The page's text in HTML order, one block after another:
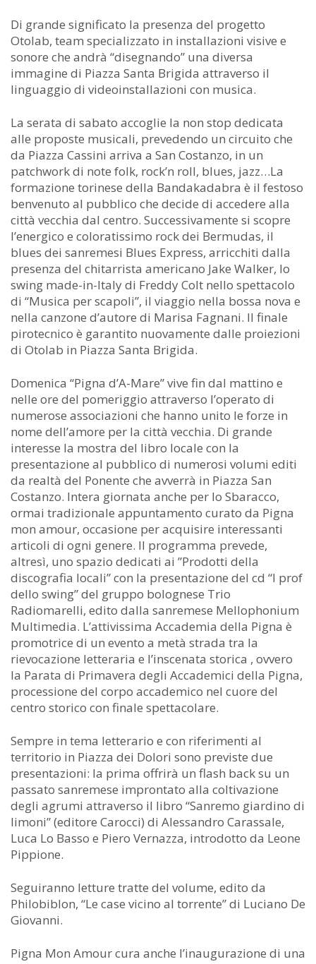
Di grande significato la presenza del progetto
Otolab, team specializzato in installazioni visive e
sonore che andrà “disegnando” una diversa
immagine di Piazza Santa Brigida attraverso il
linguaggio di videoinstallazioni con musica.
La serata di sabato accoglie la non stop dedicata
alle proposte musicali, prevedendo un circuito che
da Piazza Cassini arriva a San Costanzo, in un
patchwork di note folk, rock’n roll, blues, jazz…La
formazione torinese della Bandakadabra è il festoso
benvenuto al pubblico che decide di accedere alla
città vecchia dal centro. Successivamente si scopre
l’energico e coloratissimo rock dei Bermudas, il
blues dei sanremesi Blues Express, arricchiti dalla
presenza del chitarrista americano Jake Walker, lo
swing made-in-Italy di Freddy Colt nello spettacolo
di “Musica per scapoli”, il viaggio nella bossa nova e
nella canzone d’autore di Marisa Fagnani. Il finale
pirotecnico è garantito nuovamente dalle proiezioni
di Otolab in Piazza Santa Brigida.
Domenica “Pigna d’A-Mare” vive fin dal mattino e
nelle ore del pomeriggio attraverso l’operato di
numerose associazioni che hanno unito le forze in
nome dell’amore per la città vecchia. Di grande
interesse la mostra del libro locale con la
presentazione al pubblico di numerosi volumi editi
da realtà del Ponente che avverrà in Piazza San
Costanzo. Intera giornata anche per lo Sbaracco,
ormai tradizionale appuntamento curato da Pigna
mon amour, occasione per acquisire interessanti
articoli di ogni genere. Il programma prevede,
altresì, uno spazio dedicati ai ”Prodotti della
discografia locali” con la presentazione del cd “I prof
dello swing” del gruppo bolognese Trio
Radiomarelli, edito dalla sanremese Mellophonium
Multimedia. L’attivissima Accademia della Pigna è
promotrice di un evento a metà strada tra la
rievocazione letteraria e l’inscenata storica , ovvero
la Parata di Primavera degli Accademici della Pigna,
processione del corpo accademico nel cuore del
centro storico con finale spettacolare.
Sempre in tema letterario e con riferimenti al
territorio in Piazza dei Dolori sono previste due
presentazioni: la prima offrirà un flash back su un
passato sanremese improntato alla coltivazione
degli agrumi attraverso il libro “Sanremo giardino di
limoni” (editore Carocci) di Alessandro Carassale,
Luca Lo Basso e Piero Vernazza, introdotto da Leone
Pippione.
Seguiranno letture tratte del volume, edito da
Philobiblon, “Le case vicino al torrente” di Luciano De
Giovanni.
Pigna Mon Amour cura anche l’inaugurazione di una